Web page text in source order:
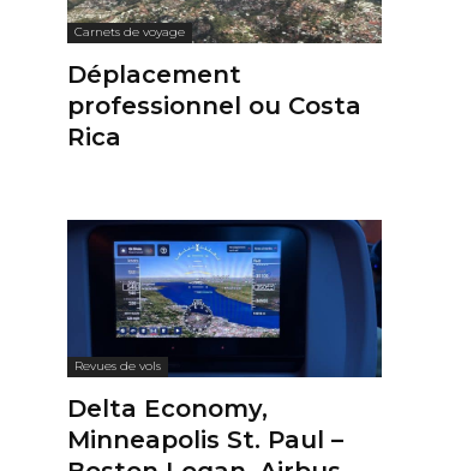
Carnets de voyage
Déplacement
professionnel ou Costa
Rica
Revues de vols
Delta Economy,
Minneapolis St. Paul –